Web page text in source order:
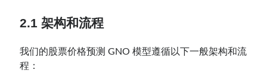
2.1 架构和流程
我们的股票价格预测 GNO 模型遵循以下一般架构和流
程：